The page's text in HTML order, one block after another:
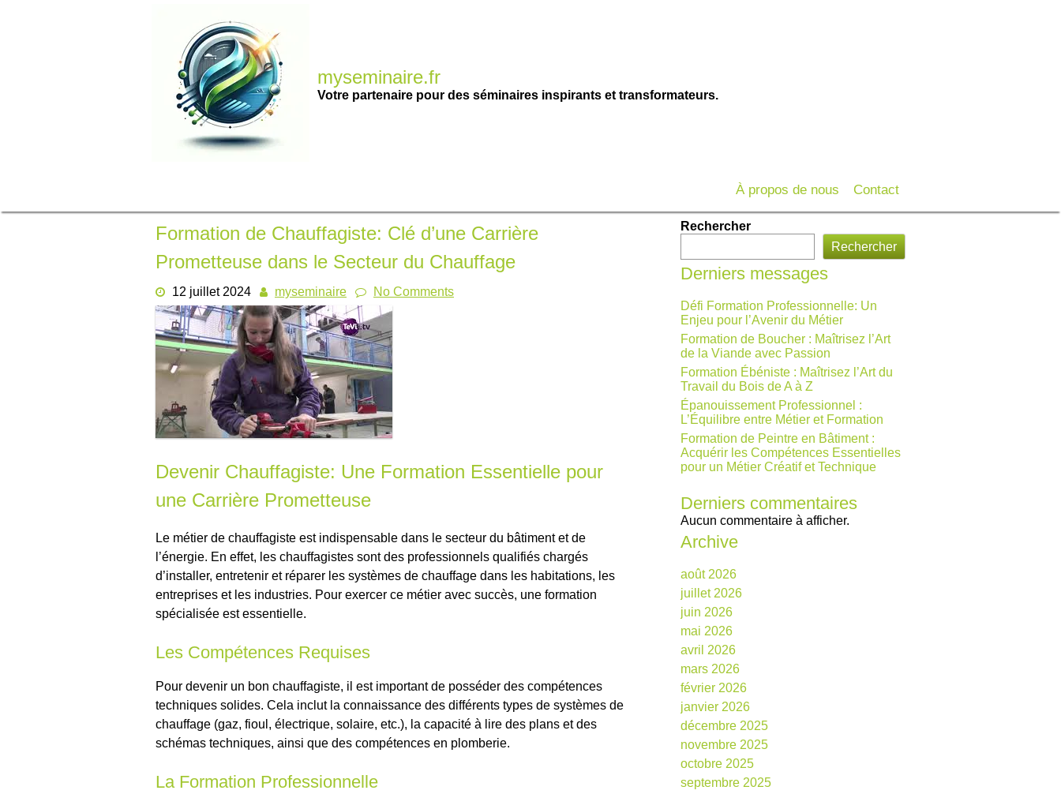
myseminaire.fr
Votre partenaire pour des séminaires inspirants et transformateurs.
À propos de nous Contact
Formation de Chauffagiste: Clé d’une Carrière
Prometteuse dans le Secteur du Chauffage
12 juillet 2024 myseminaire No Comments
Devenir Chauffagiste: Une Formation Essentielle pour
une Carrière Prometteuse
Le métier de chauffagiste est indispensable dans le secteur du bâtiment et de
l’énergie. En effet, les chauffagistes sont des professionnels qualifiés chargés
d’installer, entretenir et réparer les systèmes de chauffage dans les habitations, les
entreprises et les industries. Pour exercer ce métier avec succès, une formation
spécialisée est essentielle.
Les Compétences Requises
Pour devenir un bon chauffagiste, il est important de posséder des compétences
techniques solides. Cela inclut la connaissance des différents types de systèmes de
chauffage (gaz, fioul, électrique, solaire, etc.), la capacité à lire des plans et des
schémas techniques, ainsi que des compétences en plomberie.
La Formation Professionnelle
Rechercher
Rechercher
Derniers messages
Défi Formation Professionnelle: Un
Enjeu pour l’Avenir du Métier
Formation de Boucher : Maîtrisez l’Art
de la Viande avec Passion
Formation Ébéniste : Maîtrisez l’Art du
Travail du Bois de A à Z
Épanouissement Professionnel :
L’Équilibre entre Métier et Formation
Formation de Peintre en Bâtiment :
Acquérir les Compétences Essentielles
pour un Métier Créatif et Technique
Derniers commentaires
Aucun commentaire à afficher.
Archive
août 2026
juillet 2026
juin 2026
mai 2026
avril 2026
mars 2026
février 2026
janvier 2026
décembre 2025
novembre 2025
octobre 2025
septembre 2025